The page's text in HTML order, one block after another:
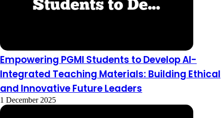
Empowering PGMI Students to Develop AI-
Integrated Teaching Materials: Building Ethical
and Innovative Future Leaders
1 December 2025